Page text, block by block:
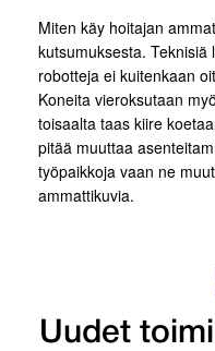
Miten käy hoitajan
kutsumuksesta. Teknisiä
robotteja ei kuitenkaan
Koneita vieroksutaan
toisaalta taas kiire
pitää muuttaa
työpaikkoja vaan ne
ammattikuvia.
Uudet